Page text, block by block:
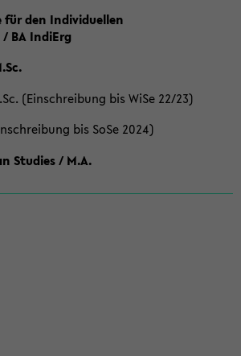
für den Individuellen
BA IndiErg
(Einschreibung bis WiSe 22/23)
bis SoSe 2024)
Studies / M.A.